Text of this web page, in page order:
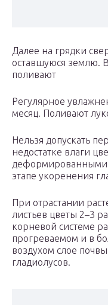
Далее на грядки
оставшуюся землю.
поливают
Регулярное
месяц. Поливают
Нельзя допускать
недостатке влаги
этапе укоренения
При отрастании
листьев цветы 2–3
корневой системе
прогреваемом и в
воздухом слое
гладиолусов.